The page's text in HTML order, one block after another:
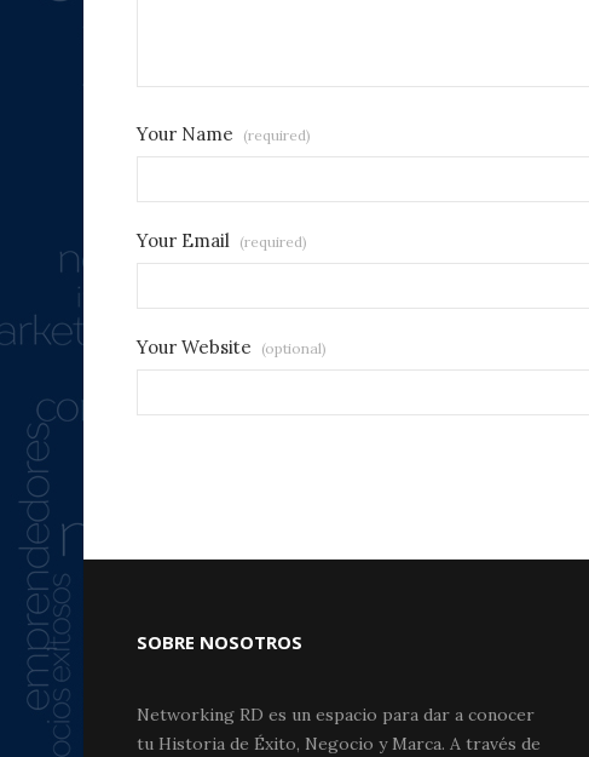
Your Name (required)
Your Email (required)
Your Website (optional)
SOBRE NOSOTROS
Networking RD es un espacio para dar a conocer
tu Historia de Éxito, Negocio y Marca. A través de